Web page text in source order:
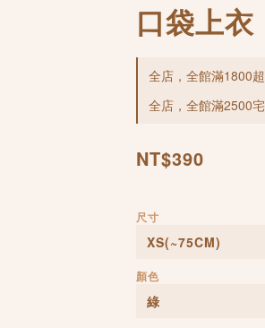
口袋上衣
全店，全館滿1800
全店，全館滿2500
NT$390
尺寸
顏色